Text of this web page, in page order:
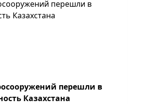
перешли в
Казахстана